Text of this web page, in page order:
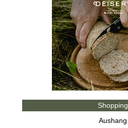
Shopping
Aushang